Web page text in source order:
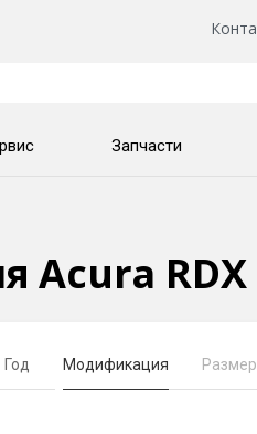
Запчасти
RDX
Год Модификация